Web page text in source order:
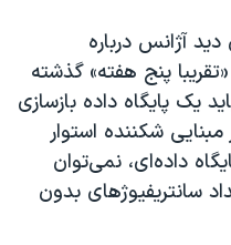
آژانس درباره
پنج هفته» گذشته
یک پایگاه داده بازسازی
شکننده استوار
داده‌ای، نمی‌توان
سانتریفیوژهای بدون